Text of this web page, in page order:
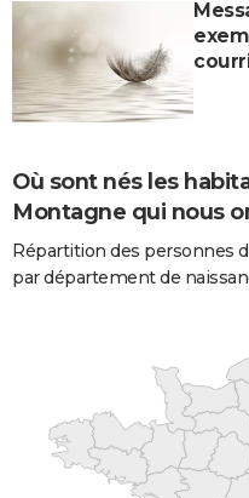
Où sont nés les
Montagne qui nous
Répartition des personnes
par département de